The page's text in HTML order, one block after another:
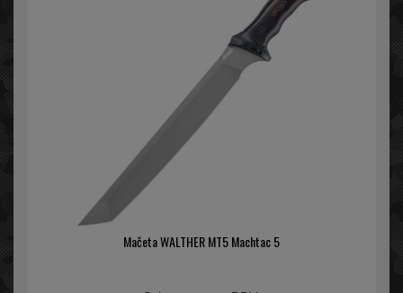
Mačeta WALTHER MT5 Machtac 5